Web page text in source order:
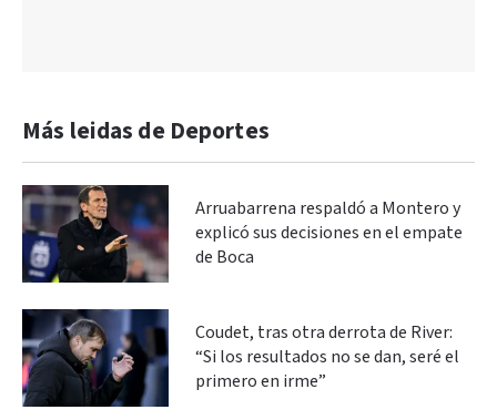
Más leidas de Deportes
Arruabarrena respaldó a Montero y
explicó sus decisiones en el empate
de Boca
Coudet, tras otra derrota de River:
“Si los resultados no se dan, seré el
primero en irme”